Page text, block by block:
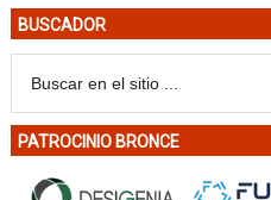
BUSCADOR
PATROCINIO BRONCE